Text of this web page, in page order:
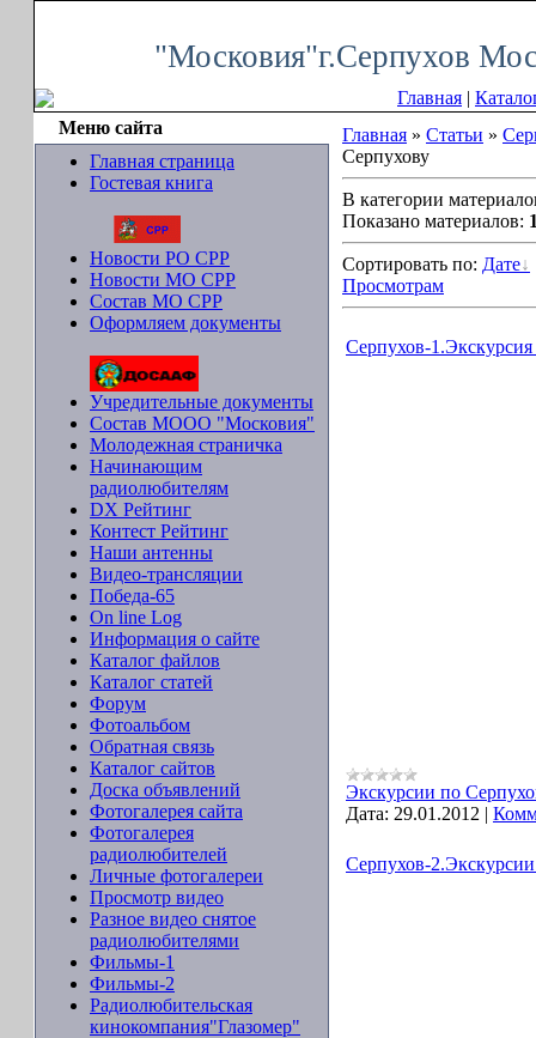
"Московия"г.Серпухов
Главная |
Меню сайта
Главная страница
Гостевая книга
Новости РО СРР
Новости МО СРР
Состав МО СРР
Оформляем документы
Учредительные документы
Состав МООО "Московия"
Молодежная страничка
Начинающим
радиолюбителям
DX Рейтинг
Контест Рейтинг
Наши антенны
Видео-трансляции
Победа-65
On line Log
Информация о сайте
Каталог файлов
Каталог статей
Форум
Фотоальбом
Обратная связь
Каталог сайтов
Доска объявлений
Фотогалерея сайта
Фотогалерея
радиолюбителей
Личные фотогалереи
Просмотр видео
Разное видео снятое
радиолюбителями
Фильмы-1
Фильмы-2
Радиолюбительская
кинокомпания"Глазомер"
Главная » Статьи »
Серпухову
В категории
Показано материалов:
Сортировать по: Дате
Просмотрам
Серпухов-
Экскурсии по
Дата: 29.01.2012 |
Серпухов-